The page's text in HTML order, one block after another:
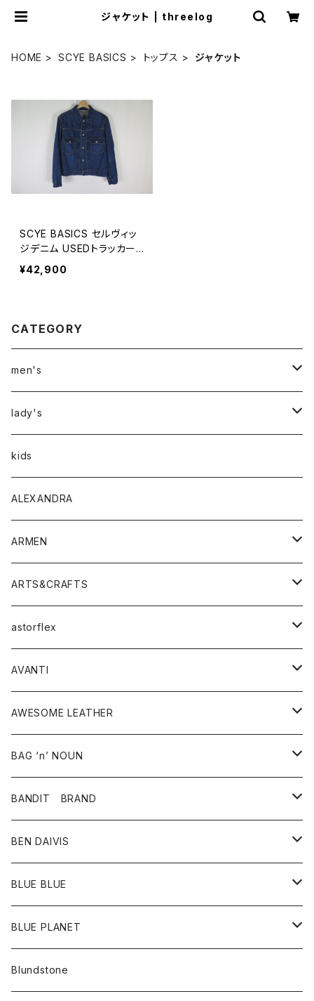
ジャケット | threelog
HOME SCYE BASICS トップス ジャケット
SCYE BASICS セルヴィッ
ジデニム USEDトラッカー
ジャケット MEN
¥42,900
CATEGORY
men's
アウター
トップス
Tシャツ
シャツ
ボトムス
lady's
アウター
トップス
Tシャツ・カットソー
シャツ・ブラウス
ボトムス
パンツ
スカート
ワンピース・オールインワン
バッグ
シューズ
アクセサリー
その他雑貨
kids
ALEXANDRA
ARMEN
アウター
コート
ジャケット
トップス
ベスト
シャツ
ワンピース
ボトム
スカート
パンツ
グッズ
靴
ARTS&CRAFTS
アクセサリー
ウォレット
バッグ
astorflex
グッズ
靴
AVANTI
シャツ
AWESOME LEATHER
アウター
革ジャケット
BAG ‘n’ NOUN
アクセサリー
バッグ
ポーチ
BANDIT BRAND
トップス
Ｔシャツ
BEN DAIVIS
ポトム
パンツ
BLUE BLUE
アウター
カーディガン
アクセサリー
BLUE PLANET
サングラス
Blundstone